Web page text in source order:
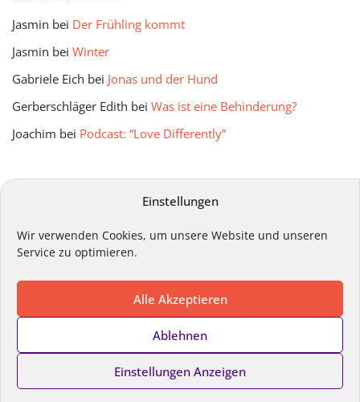
Einstellungen
Wir verwenden Cookies, um unsere Website und unseren
Service zu optimieren.
Alle Akzeptieren
Ablehnen
Einstellungen Anzeigen
Jasmin bei Der Frühling kommt
Jasmin bei Winter
Gabriele Eich bei Jonas und der Hund
Gerberschläger Edith bei Was ist eine Behinderung?
Joachim bei Podcast: “Love Differently”
Impressum Datenschutz
Kontakt
Lebenshilfe Steiermark2024. Alle Rechte
vorbehalten.